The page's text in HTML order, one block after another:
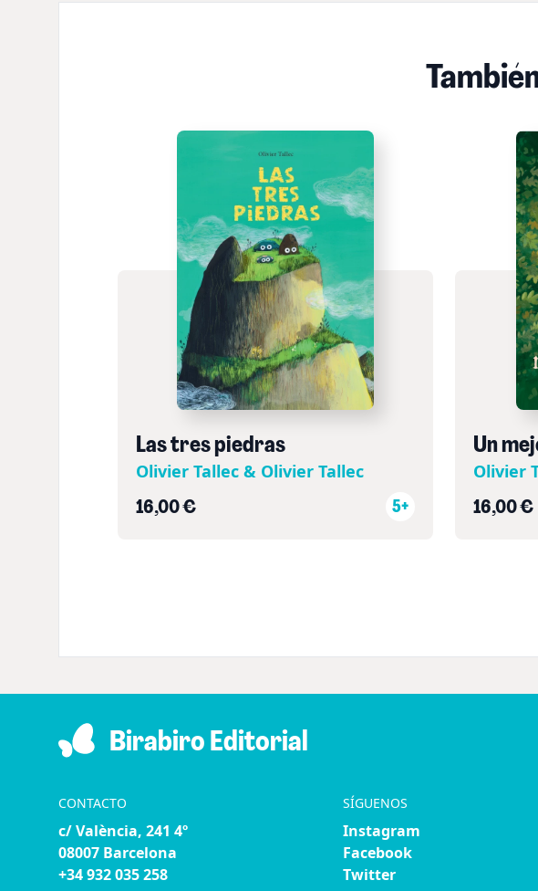
Las tres piedras
Olivier Tallec & Olivier Tallec
16,00 € 5+
Un
Olivier
16,00 €
Birabiro Editorial
CONTACTO
c/ València, 241 4º
08007 Barcelona
+34 932 035 258
SÍGUENOS
Instagram
Facebook
Twitter